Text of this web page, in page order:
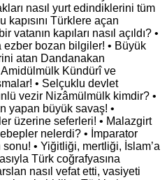
nasıl yurt edindiklerini tüm
kapısını Türklere açan
kapıları nasıl açıldı? •
bozan bilgiler! • Büyük
atan Dandanakan
Amidülmülk Kündürî ve
• Selçuklu devlet
vezir Nizâmülmülk kimdir? •
yapan büyük savaş! •
üzerine seferleri! • Malazgirt
nelerdi? • İmparator
• Yiğitliği, mertliği, İslam’a
Türk coğrafyasına
nasıl vefat etti, vasiyeti